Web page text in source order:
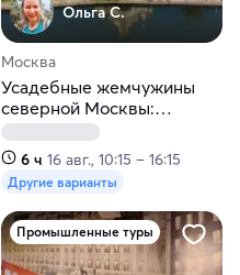
Ольга С.
Москва
Усадебные жемчужины
северной Москвы:
Алтуфьево, Свиблово,
Михалково
6 ч 16 авг., 10:15 – 16:15
Другие варианты
Промышленные туры